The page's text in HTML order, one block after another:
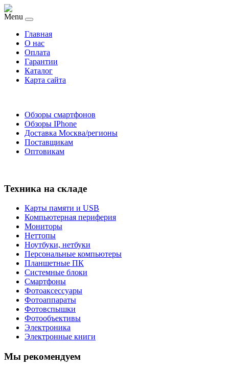
Menu
Главная
O нас
Оплата
Гарантии
Каталог
Карта сайта
Обзоры смартфонов
Обзоры IPhone
Доставка Москва/регионы
Поставщикам
Оптовикам
Техника на складе
Карты памяти и USB
Компьютерная периферия
Мониторы
Неттопы
Ноутбуки, нетбуки
Персональные компьютеры
Планшетные ПК
Системные блоки
Смартфоны
Фотоаксессуары
Фотоаппараты
Фотовспышки
Фотообъективы
Электроника
Электронные книги
Мы рекомендуем